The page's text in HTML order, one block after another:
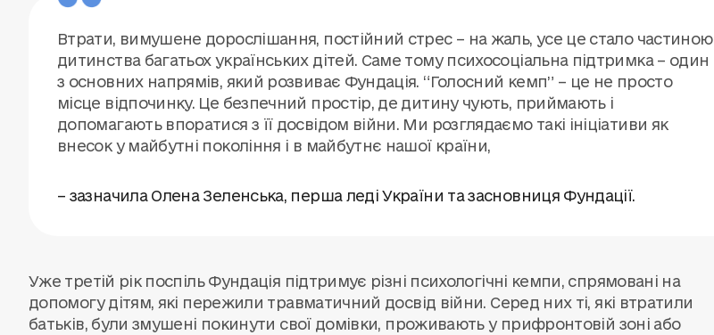
Втрати, вимушене дорослішання, постійний стрес – на жаль, усе це стало частиною
дитинства багатьох українських дітей. Саме тому психосоціальна підтримка – один
з основних напрямів, який розвиває Фундація. “Голосний кемп” – це не просто
місце відпочинку. Це безпечний простір, де дитину чують, приймають і
допомагають впоратися з її досвідом війни. Ми розглядаємо такі ініціативи як
внесок у майбутні покоління і в майбутнє нашої країни,
– зазначила Олена Зеленська, перша леді України та засновниця Фундації.
Уже третій рік поспіль Фундація підтримує різні психологічні кемпи, спрямовані на
допомогу дітям, які пережили травматичний досвід війни. Серед них ті, які втратили
батьків, були змушені покинути свої домівки, проживають у прифронтовій зоні або